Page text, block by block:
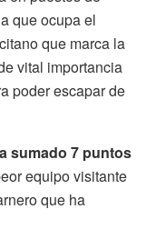
que ocupa el
que marca la
vital importancia
poder escapar de
sumado 7 puntos
equipo visitante
que ha